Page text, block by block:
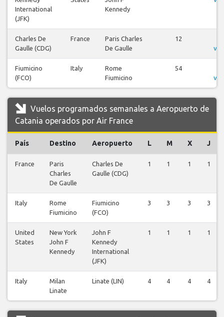
International
(JFK)
Kennedy
Charles De
Gaulle (CDG)
France
Paris Charles
De Gaulle
12
Fiumicino
(FCO)
Italy
Rome
Fiumicino
54
Vuelos programados semanales a Aeropuerto de
Catania operados por Air France
País Destino Aeropuerto L M X J
France
Paris
Charles
De Gaulle
Charles De
Gaulle (CDG)
1 1 1 1
Italy
Rome
Fiumicino
Fiumicino
(FCO)
3 3 3 3
United
States
New York
John F
Kennedy
John F
Kennedy
International
(JFK)
1 1 1 1
Italy
Milan
Linate
Linate (LIN) 4 4 4 4